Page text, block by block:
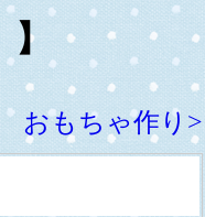
おもちゃ作り>